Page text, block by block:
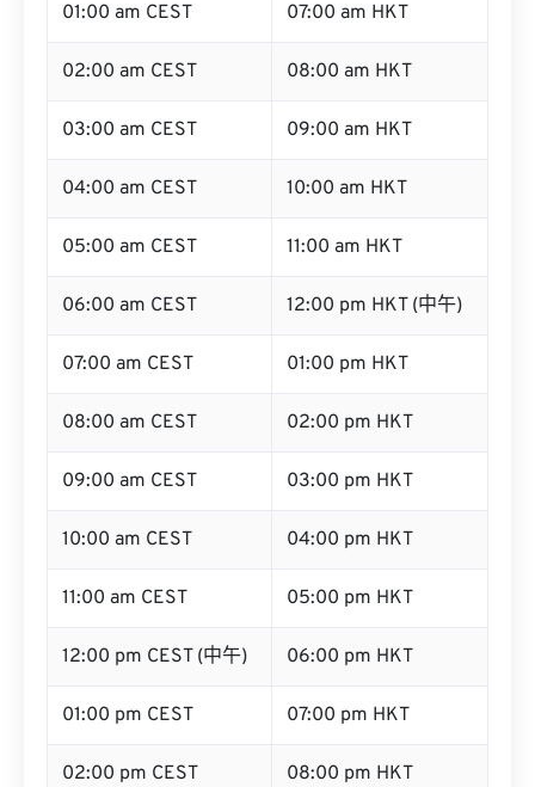
01:00 am CEST 07:00 am HKT
02:00 am CEST 08:00 am HKT
03:00 am CEST 09:00 am HKT
04:00 am CEST 10:00 am HKT
05:00 am CEST 11:00 am HKT
06:00 am CEST 12:00 pm HKT (中午)
07:00 am CEST 01:00 pm HKT
08:00 am CEST 02:00 pm HKT
09:00 am CEST 03:00 pm HKT
10:00 am CEST 04:00 pm HKT
11:00 am CEST 05:00 pm HKT
12:00 pm CEST (中午) 06:00 pm HKT
01:00 pm CEST 07:00 pm HKT
02:00 pm CEST 08:00 pm HKT